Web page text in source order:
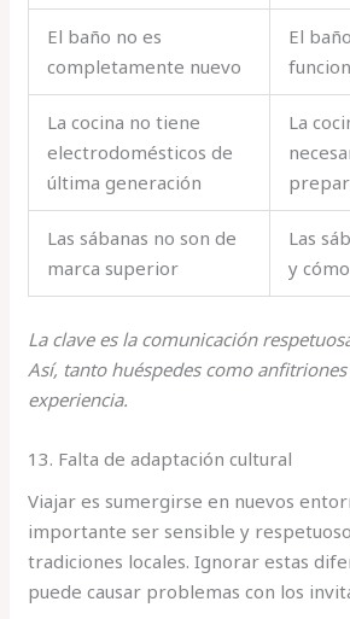
El baño no es
completamente nuevo
El
La cocina no tiene
electrodomésticos de
última generación
La
Las sábanas no son de
marca superior
Las
y
La clave es la comunicación
Así, tanto huéspedes como
experiencia.
13. Falta de adaptación cultural
Viajar es sumergirse en nuevos
importante ser sensible y
tradiciones locales. Ignorar estas
puede causar problemas con los